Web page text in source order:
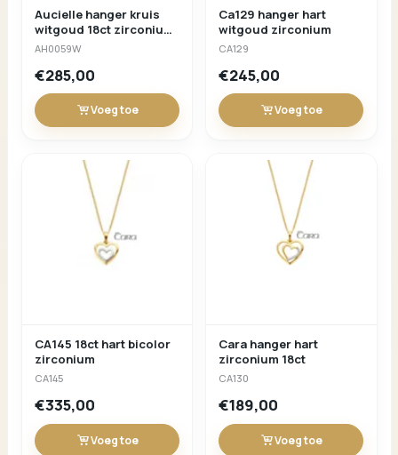
Aucielle hanger kruis
witgoud 18ct zirconium
20 x 8 mm
AH0059W
€285,00
Voeg toe
Ca129 hanger hart
witgoud zirconium
CA129
€245,00
Voeg toe
CA145 18ct hart bicolor
zirconium
CA145
€335,00
Voeg toe
Cara hanger hart
zirconium 18ct
CA130
€189,00
Voeg toe